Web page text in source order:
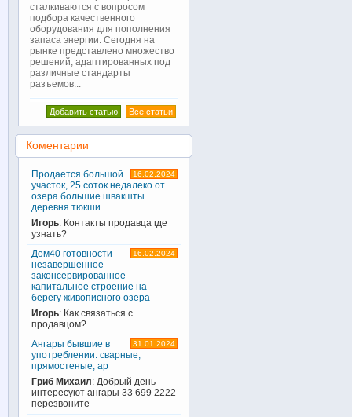
сталкиваются с вопросом
подбора качественного
оборудования для пополнения
запаса энергии. Сегодня на
рынке представлено множество
решений, адаптированных под
различные стандарты
разъемов...
Все статьи
Добавить статью
Коментарии
16.02.2024
Продается большой
участок, 25 соток недалеко от
озера большие швакшты.
деревня тюкши.
Игорь: Контакты продавца где
узнать?
16.02.2024
Дом40 готовности
незавершенное
законсервированное
капитальное строение на
берегу живописного озера
Игорь: Как связаться с
продавцом?
31.01.2024
Ангары бывшие в
употреблении. сварные,
прямостеные, ар
Гриб Михаил: Добрый день
интересуют ангары 33 699 2222
перезвоните